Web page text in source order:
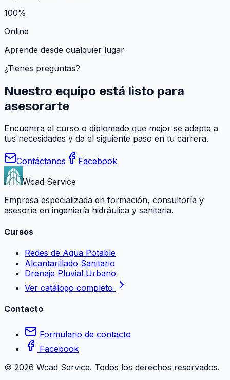
100%
Online
Aprende desde cualquier lugar
¿Tienes preguntas?
Nuestro equipo está listo para
asesorarte
Encuentra el curso o diplomado que mejor se adapte a
tus necesidades y da el siguiente paso en tu carrera.
Contáctanos
Facebook
Wcad Service
Empresa especializada en formación, consultoría y
asesoría en ingeniería hidráulica y sanitaria.
Cursos
Redes de Agua Potable
Alcantarillado Sanitario
Drenaje Pluvial Urbano
Ver catálogo completo
Contacto
Formulario de contacto
Facebook
© 2026 Wcad Service. Todos los derechos reservados.